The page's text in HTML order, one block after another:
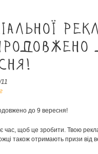
до 9 вересня!
час, щоб це зробити. Твою
також отримають призи від